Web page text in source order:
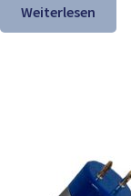
war:
41,31 €
ist:
27,98 €.
Weiterlesen